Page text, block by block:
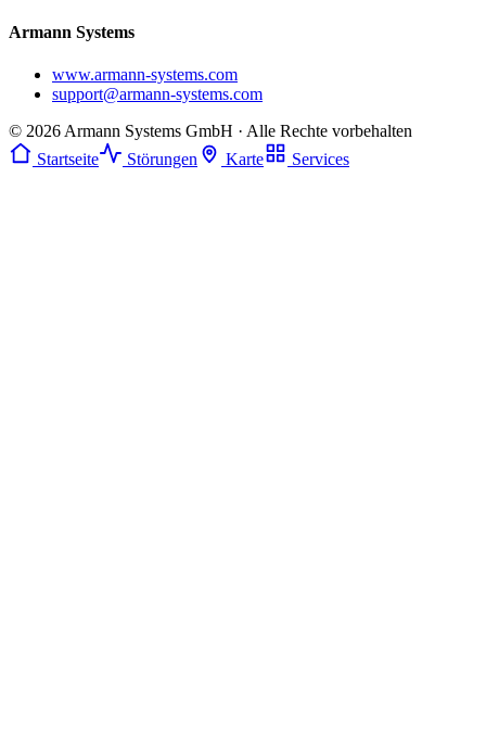
Armann Systems
www.armann-systems.com
support@armann-systems.com
© 2026 Armann Systems GmbH · Alle Rechte vorbehalten
Startseite
Störungen Karte Services